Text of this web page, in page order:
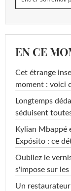
EN CE
Cet étrange
moment : voici
Longtemps
séduisent
Kylian Mbappé
Expósito : ce
Oubliez le
s'impose sur
Un